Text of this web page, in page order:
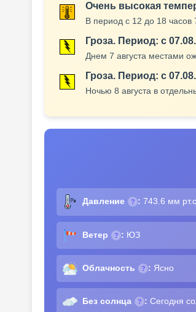
Очень высокая
В период с 12 до 18 часов
Гроза. Период: с
Днем 7 августа местами
Гроза. Период: с
Ночью 8 августа в
Давление ? : 743.6 мм
Ветер ? : ЮЗ
Облачность ? : Ясно
Без солнца ? : Сегодня